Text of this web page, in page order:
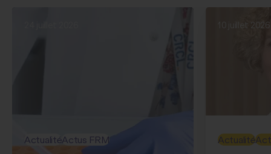
ActualitéActus FRM Actualité
10 juillet 2026